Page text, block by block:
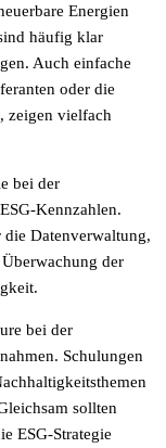
Energien
häufig klar
Auch einfache
oder die
zeigen vielfach
bei der
Kennzahlen.
die Datenverwaltung,
der
bei der
Schulungen
sollten
ESG-Strategie